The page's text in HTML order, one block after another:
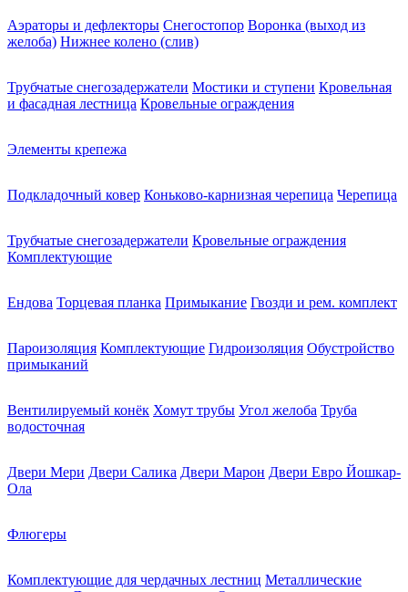
Аэраторы и дефлекторы Снегостопор Воронка (выход из
желоба) Нижнее колено (слив)
Трубчатые снегозадержатели Мостики и ступени Кровельная
и фасадная лестница Кровельные ограждения
Элементы крепежа
Подкладочный ковер Коньково-карнизная черепица Черепица
Трубчатые снегозадержатели Кровельные ограждения
Комплектующие
Ендова Торцевая планка Примыкание Гвозди и рем. комплект
Пароизоляция Комплектующие Гидроизоляция Обустройство
примыканий
Вентилируемый конёк Хомут трубы Угол желоба Труба
водосточная
Двери Мери Двери Салика Двери Марон Двери Евро Йошкар-
Ола
Флюгеры
Комплектующие для чердачных лестниц Металлические